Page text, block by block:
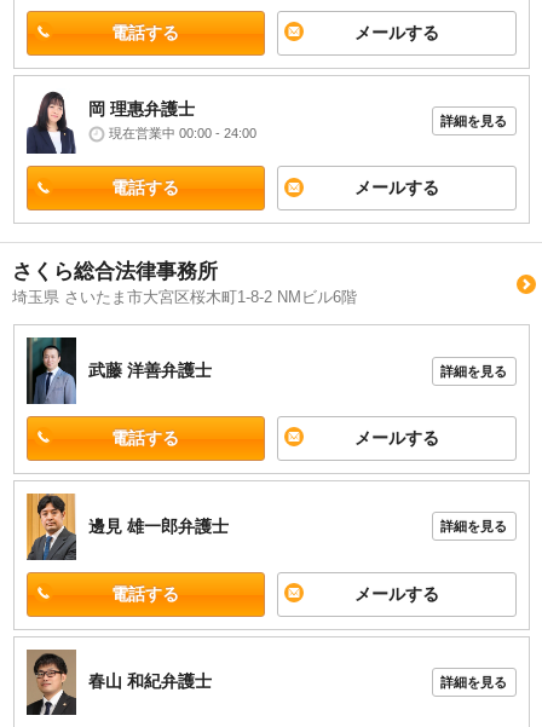
電話する メールする
岡 理惠弁護士
現在営業中 00:00 - 24:00
詳細を見る
電話する メールする
さくら総合法律事務所
埼玉県 さいたま市大宮区桜木町1-8-2 NMビル6階
武藤 洋善弁護士 詳細を見る
電話する メールする
邊見 雄一郎弁護士 詳細を見る
電話する メールする
春山 和紀弁護士 詳細を見る